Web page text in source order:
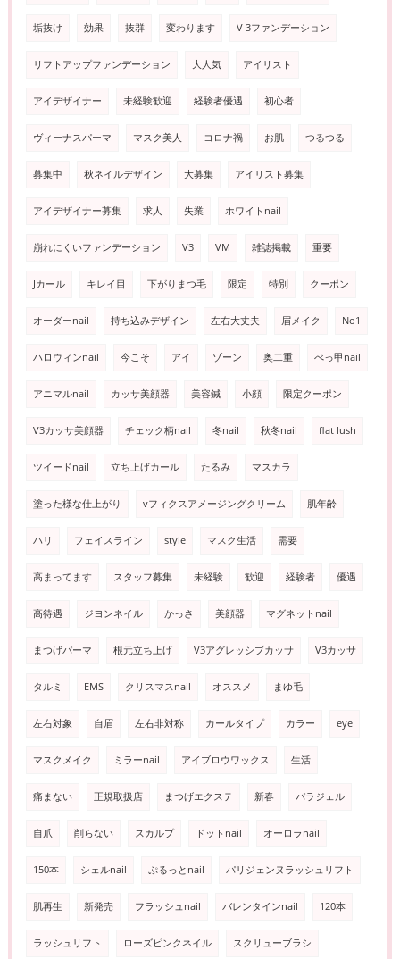
垢抜け 効果 抜群 変わります V 3ファンデーション
リフトアップファンデーション 大人気 アイリスト
アイデザイナー 未経験歓迎 経験者優遇 初心者
ヴィーナスパーマ マスク美人 コロナ禍 お肌 つるつる
募集中 秋ネイルデザイン 大募集 アイリスト募集
アイデザイナー募集 求人 失業 ホワイトnail
崩れにくいファンデーション V3 VM 雑誌掲載 重要
Jカール キレイ目 下がりまつ毛 限定 特別 クーポン
オーダーnail 持ち込みデザイン 左右大丈夫 眉メイク No1
ハロウィンnail 今こそ アイ ゾーン 奥二重 べっ甲nail
アニマルnail カッサ美顔器 美容鍼 小顔 限定クーポン
V3カッサ美顔器 チェック柄nail 冬nail 秋冬nail flat lush
ツイードnail 立ち上げカール たるみ マスカラ
塗った様な仕上がり vフィクスアメージングクリーム 肌年齢
ハリ フェイスライン style マスク生活 需要
高まってます スタッフ募集 未経験 歓迎 経験者 優遇
高待遇 ジヨンネイル かっさ 美顔器 マグネットnail
まつげパーマ 根元立ち上げ V3アグレッシブカッサ V3カッサ
タルミ EMS クリスマスnail オススメ まゆ毛
左右対象 自眉 左右非対称 カールタイプ カラー eye
マスクメイク ミラーnail アイブロウワックス 生活
痛まない 正規取扱店 まつげエクステ 新春 パラジェル
自爪 削らない スカルプ ドットnail オーロラnail
150本 シェルnail ぷるっとnail パリジェンヌラッシュリフト
肌再生 新発売 フラッシュnail バレンタインnail 120本
ラッシュリフト ローズピンクネイル スクリューブラシ